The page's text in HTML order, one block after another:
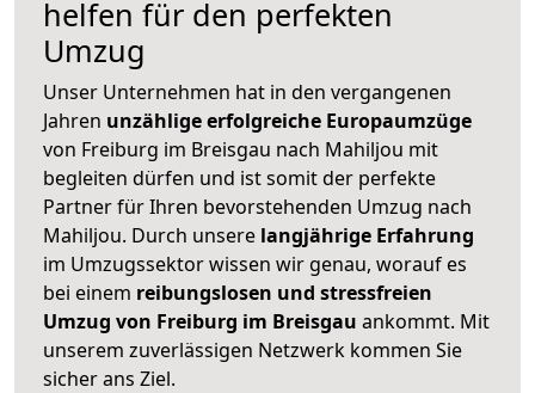
helfen für den perfekten
Umzug
Unser Unternehmen hat in den vergangenen
Jahren unzählige erfolgreiche Europaumzüge
von Freiburg im Breisgau nach Mahiljou mit
begleiten dürfen und ist somit der perfekte
Partner für Ihren bevorstehenden Umzug nach
Mahiljou. Durch unsere langjährige Erfahrung
im Umzugssektor wissen wir genau, worauf es
bei einem reibungslosen und stressfreien
Umzug von Freiburg im Breisgau ankommt. Mit
unserem zuverlässigen Netzwerk kommen Sie
sicher ans Ziel.